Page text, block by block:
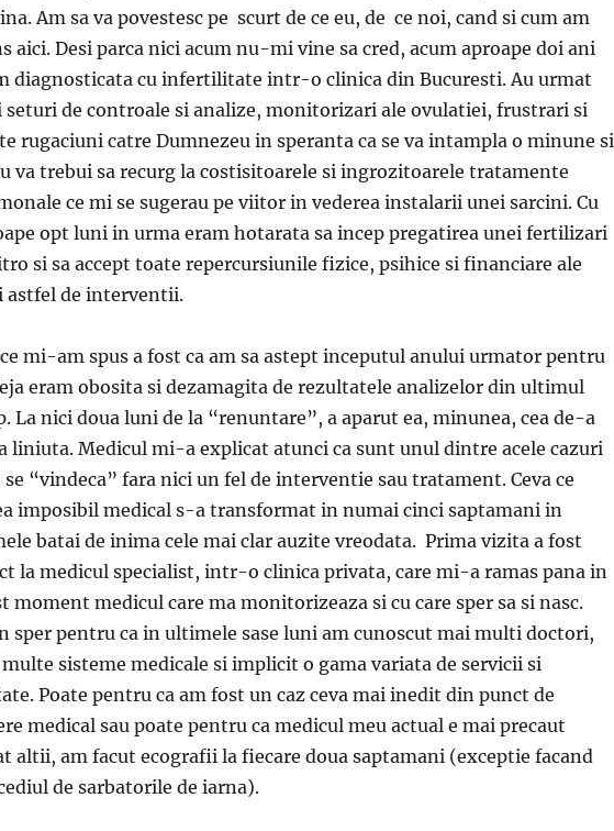
Am sa va povestesc pe scurt de ce eu, de ce noi, cand si cum am
aici. Desi parca nici acum nu-mi vine sa cred, acum aproape doi ani
diagnosticata cu infertilitate intr-o clinica din Bucuresti. Au urmat
seturi de controale si analize, monitorizari ale ovulatiei, frustrari si
rugaciuni catre Dumnezeu in speranta ca se va intampla o minune si
va trebui sa recurg la costisitoarele si ingrozitoarele tratamente
ce mi se sugerau pe viitor in vederea instalarii unei sarcini. Cu
opt luni in urma eram hotarata sa incep pregatirea unei fertilizari
si sa accept toate repercursiunile fizice, psihice si financiare ale
astfel de interventii.
mi-am spus a fost ca am sa astept inceputul anului urmator pentru
eram obosita si dezamagita de rezultatele analizelor din ultimul
La nici doua luni de la “renuntare”, a aparut ea, minunea, cea de-a
liniuta. Medicul mi-a explicat atunci ca sunt unul dintre acele cazuri
se “vindeca” fara nici un fel de interventie sau tratament. Ceva ce
imposibil medical s-a transformat in numai cinci saptamani in
batai de inima cele mai clar auzite vreodata. Prima vizita a fost
la medicul specialist, intr-o clinica privata, care mi-a ramas pana in
moment medicul care ma monitorizeaza si cu care sper sa si nasc.
sper pentru ca in ultimele sase luni am cunoscut mai multi doctori,
sisteme medicale si implicit o gama variata de servicii si
Poate pentru ca am fost un caz ceva mai inedit din punct de
medical sau poate pentru ca medicul meu actual e mai precaut
altii, am facut ecografii la fiecare doua saptamani (exceptie facand
de sarbatorile de iarna).